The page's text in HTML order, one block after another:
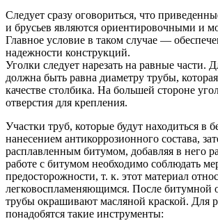
Следует сразу оговориться, что
и брусьев являются ориентировочными и
Главное условие в таком случае —
надежности конструкций.
Уголки следует нарезать на равные части.
должна быть равна диаметру трубы,
качестве столбика. На большей стороне
отверстия для крепления.
Участки труб, которые будут находиться в
нанесением антикоррозионного состава,
расплавленным битумом, добавляя в него
работе с битумом необходимо соблюдать
предосторожности, т. к. этот материал
легковоспламеняющимся. После битумной
трубы окрашивают масляной краской. Для
понадобятся такие инструменты: